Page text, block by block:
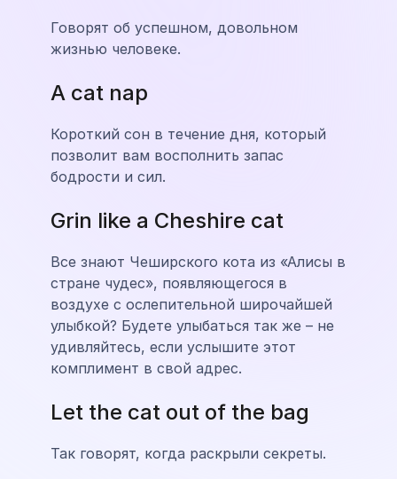
Говорят об успешном, довольном
жизнью человеке.
A cat nap
Короткий сон в течение дня, который
позволит вам восполнить запас
бодрости и сил.
Grin like a Cheshire cat
Все знают Чеширского кота из «Алисы в
стране чудес», появляющегося в
воздухе с ослепительной широчайшей
улыбкой? Будете улыбаться так же – не
удивляйтесь, если услышите этот
комплимент в свой адрес.
Let the cat out of the bag
Так говорят, когда раскрыли секреты.